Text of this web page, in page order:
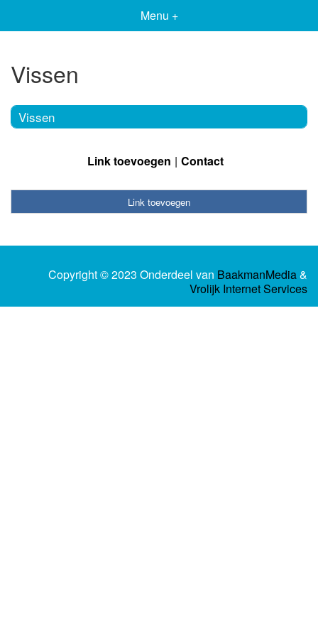
Menu +
Vissen
Vissen
Link toevoegen Contact
Link toevoegen
Copyright © 2023 Onderdeel van BaakmanMedia&
Vrolijk Internet Services